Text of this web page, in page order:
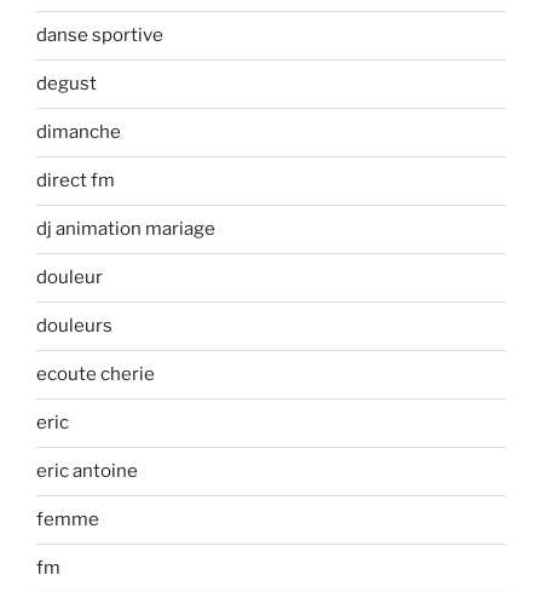
danse sportive
degust
dimanche
direct fm
dj animation mariage
douleur
douleurs
ecoute cherie
eric
eric antoine
femme
fm